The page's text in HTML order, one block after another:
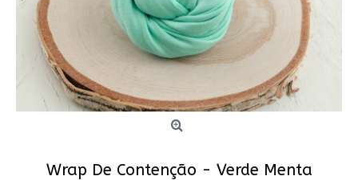
Wrap De Contenção - Verde Menta